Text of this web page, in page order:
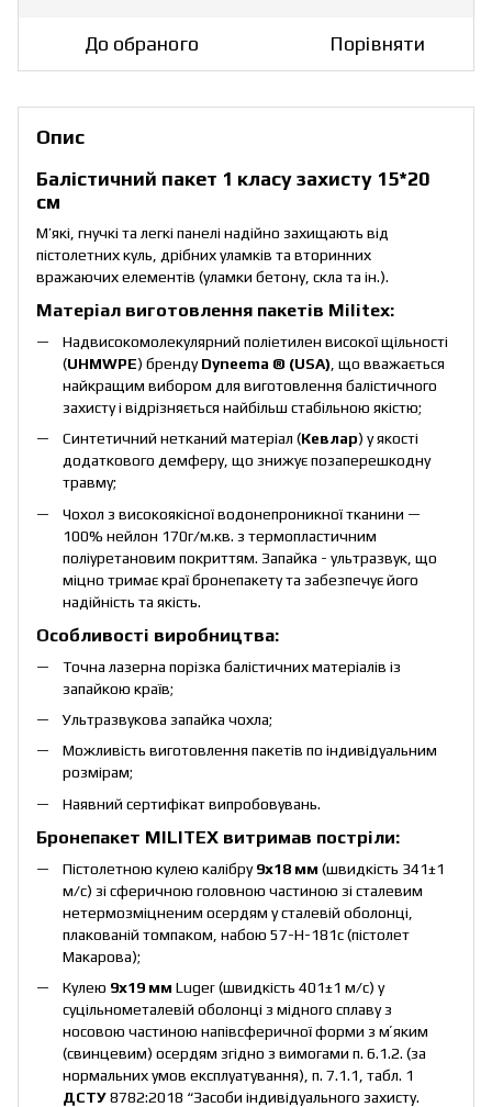
До обраного Порівняти
Опис
Балістичний пакет 1 класу захисту 15*20
см
М’які, гнучкі та легкі панелі надійно захищають від
пістолетних куль, дрібних уламків та вторинних
вражаючих елементів (уламки бетону, скла та ін.).
Матеріал виготовлення пакетів Militex:
Надвисокомолекулярний поліетилен високої щільності
(UHMWPE) брендуDyneema ® (USA) , що вважається
найкращим вибором для виготовлення балістичного
захисту і відрізняється найбільш стабільною якістю;
Синтетичний нетканий матеріал (Кевлар) у якості
додаткового демферу, що знижує позаперешкодну
травму;
Чохол з високоякісної водонепроникної тканини —
100% нейлон 170г/м.кв. з термопластичним
поліуретановим покриттям. Запайка - ультразвук, що
міцно тримає краї бронепакету та забезпечує його
надійність та якість.
Особливості виробництва:
Точна лазерна порізка балістичних матеріалів із
запайкою країв;
Ультразвукова запайка чохла;
Можливість виготовлення пакетів по індивідуальним
розмірам;
Наявний сертифікат випробовувань.
Бронепакет MILITEX витримав постріли:
Пістолетною кулею калібру9х18 мм (швидкість 341±1
м/c) зі сферичною головною частиною зі сталевим
нетермозміцненим осердям у сталевій оболонці,
плакованій томпаком, набою 57-Н-181с (пістолет
Макарова);
Кулею 9х19 мм Luger (швидкість 401±1 м/c) у
суцільнометалевій оболонці з мідного сплаву з
носовою частиною напівсферичної форми з мʼяким
(свинцевим) осердям згідно з вимогами п. 6.1.2. (за
нормальних умов експлуатування), п. 7.1.1, табл. 1
ДСТУ8782:2018 “Засоби індивідуального захисту.